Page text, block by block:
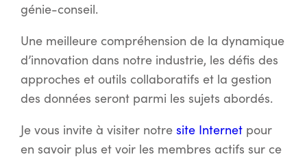
génie-conseil.
Une meilleure compréhension de la dynamique
d’innovation dans notre industrie, les défis des
approches et outils collaboratifs et la gestion
des données seront parmi les sujets abordés.
Je vous invite à visiter notre site Internet pour
en savoir plus et voir les membres actifs sur ce